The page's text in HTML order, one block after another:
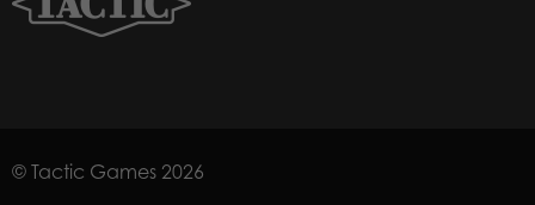
© Tactic Games 2026